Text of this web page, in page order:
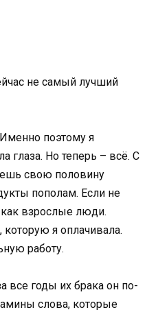
не самый лучший
поэтому я
глаза. Но теперь – всё. С
свою половину
пополам. Если не
взрослые люди.
я оплачивала.
работу.
все годы их брака он по-
слова, которые